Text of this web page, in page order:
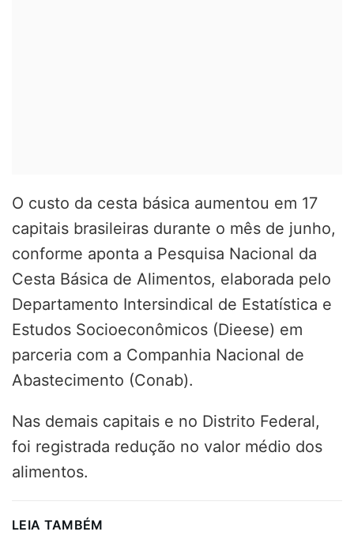
O custo da cesta básica aumentou em 17
capitais brasileiras durante o mês de junho,
conforme aponta a Pesquisa Nacional da
Cesta Básica de Alimentos, elaborada pelo
Departamento Intersindical de Estatística e
Estudos Socioeconômicos (Dieese) em
parceria com a Companhia Nacional de
Abastecimento (Conab).
Nas demais capitais e no Distrito Federal,
foi registrada redução no valor médio dos
alimentos.
LEIA TAMBÉM